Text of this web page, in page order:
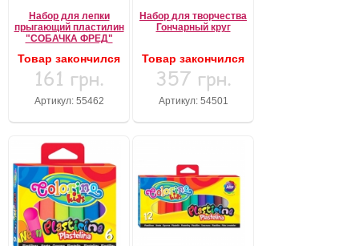
Набор для лепки
прыгающий пластилин
"СОБАЧКА ФРЕД"
Товар закончился
161 грн.
Артикул: 55462
Набор для творчества
Гончарный круг
Товар закончился
357 грн.
Артикул: 54501